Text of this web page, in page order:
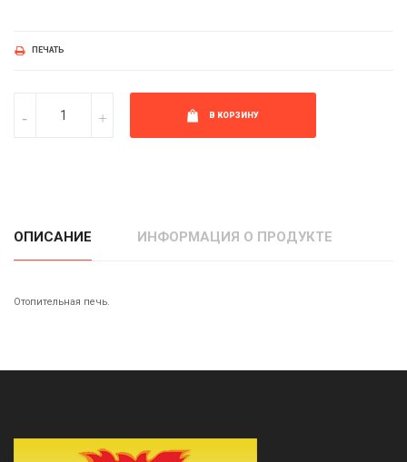
ПЕЧАТЬ
В КОРЗИНУ
ОПИСАНИЕ ИНФОРМАЦИЯ О ПРОДУКТЕ
Отопительная печь.